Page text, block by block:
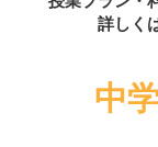
詳しく
中